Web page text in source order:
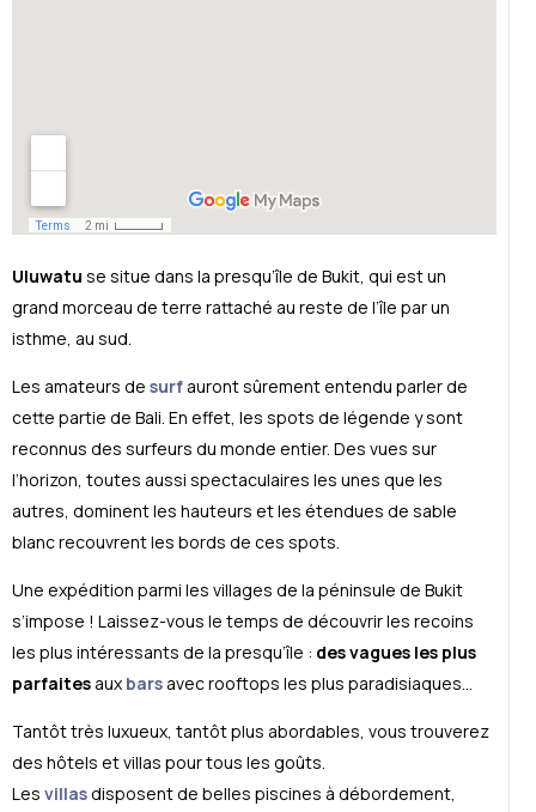
Uluwatu se situe dans la presqu’île de Bukit, qui est un
grand morceau de terre rattaché au reste de l’île par un
isthme, au sud.
Les amateurs de surf auront sûrement entendu parler de
cette partie de Bali. En effet, les spots de légende y sont
reconnus des surfeurs du monde entier. Des vues sur
l’horizon, toutes aussi spectaculaires les unes que les
autres, dominent les hauteurs et les étendues de sable
blanc recouvrent les bords de ces spots.
Une expédition parmi les villages de la péninsule de Bukit
s’impose ! Laissez-vous le temps de découvrir les recoins
les plus intéressants de la presqu’île : des vagues les plus
parfaites aux bars avec rooftops les plus paradisiaques…
Tantôt très luxueux, tantôt plus abordables, vous trouverez
des hôtels et villas pour tous les goûts.
Les villasdisposent de belles piscines à débordement,